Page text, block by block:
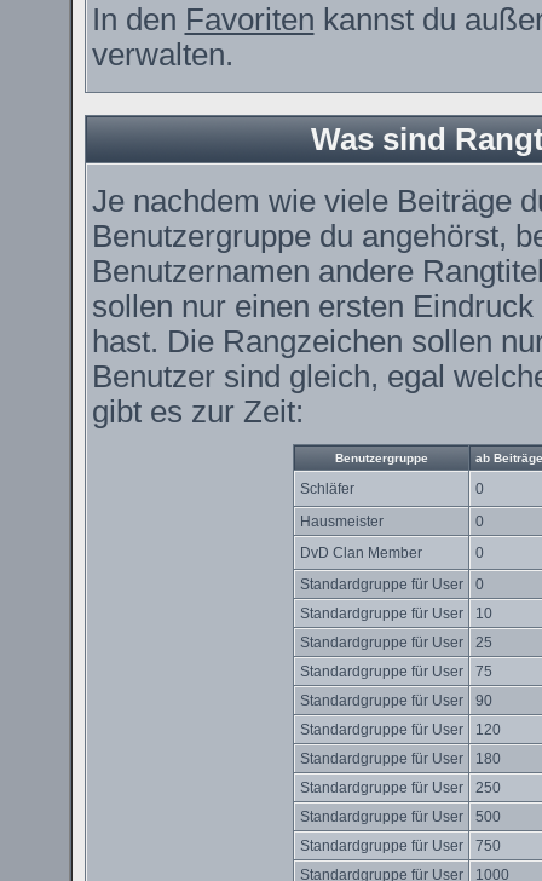
In den Favoriten kannst du
verwalten.
Was sind
Je nachdem wie viele Beiträge
Benutzergruppe du angehörst,
Benutzernamen andere
sollen nur einen ersten
hast. Die Rangzeichen sollen
Benutzer sind gleich, egal
gibt es zur Zeit:
Benutzergruppe ab Beiträge
Schläfer
0
Hausmeister
0
DvD Clan Member
0
Standardgruppe für User
0
Standardgruppe für User
10
Standardgruppe für User
25
Standardgruppe für User
75
Standardgruppe für User
90
Standardgruppe für User
120
Standardgruppe für User
180
Standardgruppe für User
250
Standardgruppe für User
500
Standardgruppe für User
750
Standardgruppe für User
1000